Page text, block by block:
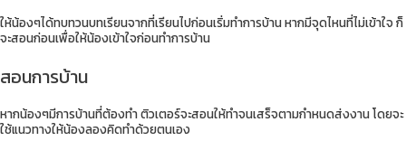
ให้น้องๆได้ทบทวนบทเรียนจากที่เรียนไปก่อนเริ่มทำการบ้าน หากมีจุดไหนที่ไม่เข้าใจ ก็
จะสอนก่อนเพื่อให้น้องเข้าใจก่อนทำการบ้าน
สอนการบ้าน
หากน้องๆมีการบ้านที่ต้องทำ ติวเตอร์จะสอนให้ทำจนเสร็จตามกำหนดส่งงาน โดยจะ
ใช้แนวทางให้น้องลองคิดทำด้วยตนเอง